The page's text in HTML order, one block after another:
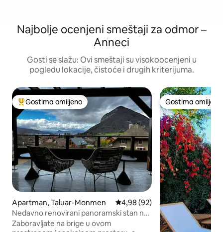
Najbolje ocenjeni smeštaji za odmor –
Anneci
Gosti se slažu: Ovi smeštaji su visokoocenjeni u
pogledu lokacije, čistoće i drugih kriterijuma.
Najuspešniji među gostima omiljenim
Gostima omiljeno
Apartman, Taluar-Monmen Prosečna ocena 4,98 od 5,
4,98 (92)
Nedavno renovirani panoramski stan na
jezeru i planini
Zaboravljate na brige u ovom
Gostima omiljeno
Gostima omiljeno